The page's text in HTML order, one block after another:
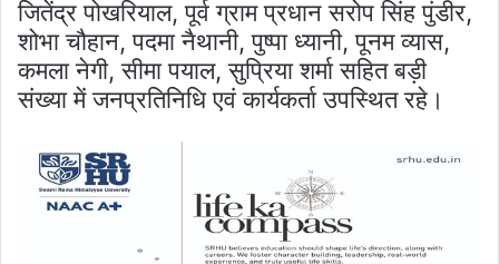
जितेंद्र पोखरियाल, पूर्व ग्राम प्रधान सरोप सिंह पुंडीर,
शोभा चौहान, पदमा नैथानी, पुष्पा ध्यानी, पूनम व्यास,
कमला नेगी, सीमा पयाल, सुप्रिया शर्मा सहित बड़ी
संख्या में जनप्रतिनिधि एवं कार्यकर्ता उपस्थित रहे।